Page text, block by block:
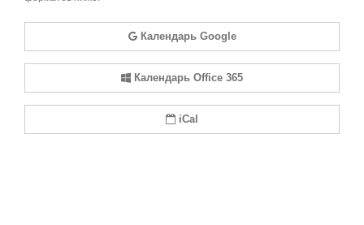
Календарь Google
Календарь Office 365
iCal